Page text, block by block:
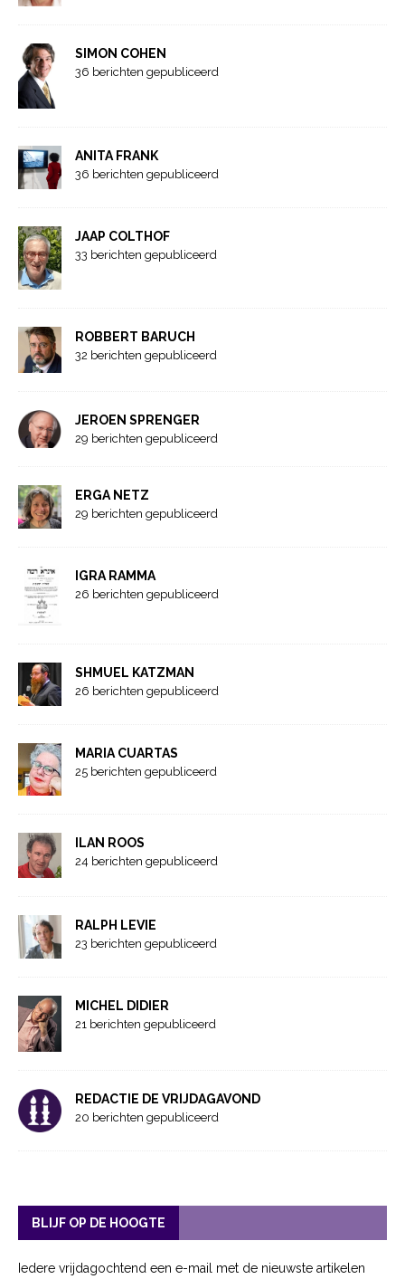
SIMON COHEN
36 berichten gepubliceerd
ANITA FRANK
36 berichten gepubliceerd
JAAP COLTHOF
33 berichten gepubliceerd
ROBBERT BARUCH
32 berichten gepubliceerd
JEROEN SPRENGER
29 berichten gepubliceerd
ERGA NETZ
29 berichten gepubliceerd
IGRA RAMMA
26 berichten gepubliceerd
SHMUEL KATZMAN
26 berichten gepubliceerd
MARIA CUARTAS
25 berichten gepubliceerd
ILAN ROOS
24 berichten gepubliceerd
RALPH LEVIE
23 berichten gepubliceerd
MICHEL DIDIER
21 berichten gepubliceerd
REDACTIE DE VRIJDAGAVOND
20 berichten gepubliceerd
BLIJF OP DE HOOGTE
Iedere vrijdagochtend een e-mail met de nieuwste artikelen